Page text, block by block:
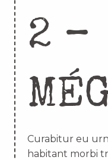
2 –
Curabitur eu
habitant morbi